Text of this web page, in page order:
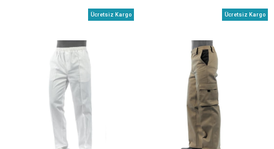
Ücretsiz Kargo Ücretsiz Kargo